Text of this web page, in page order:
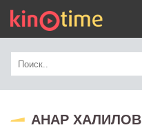
АНАР ХАЛИЛОВ